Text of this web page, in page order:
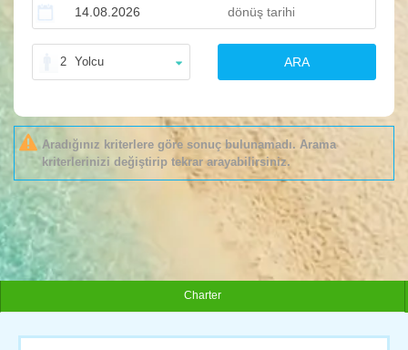
2 Yolcu ARA
Aradığınız kriterlere göre sonuç bulunamadı. Arama
kriterlerinizi değiştirip tekrar arayabilirsiniz.
Charter